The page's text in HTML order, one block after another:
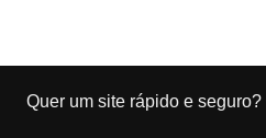
Quer um site rápido e seguro?